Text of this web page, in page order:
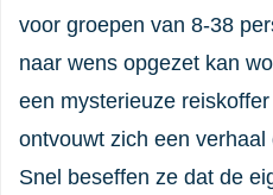
voor groepen van 8-38
naar wens opgezet kan
een mysterieuze
ontvouwt zich een
Snel beseffen ze dat de